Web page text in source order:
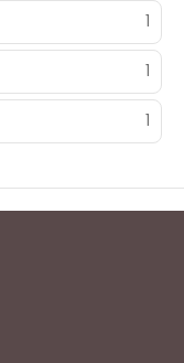
1
1
1